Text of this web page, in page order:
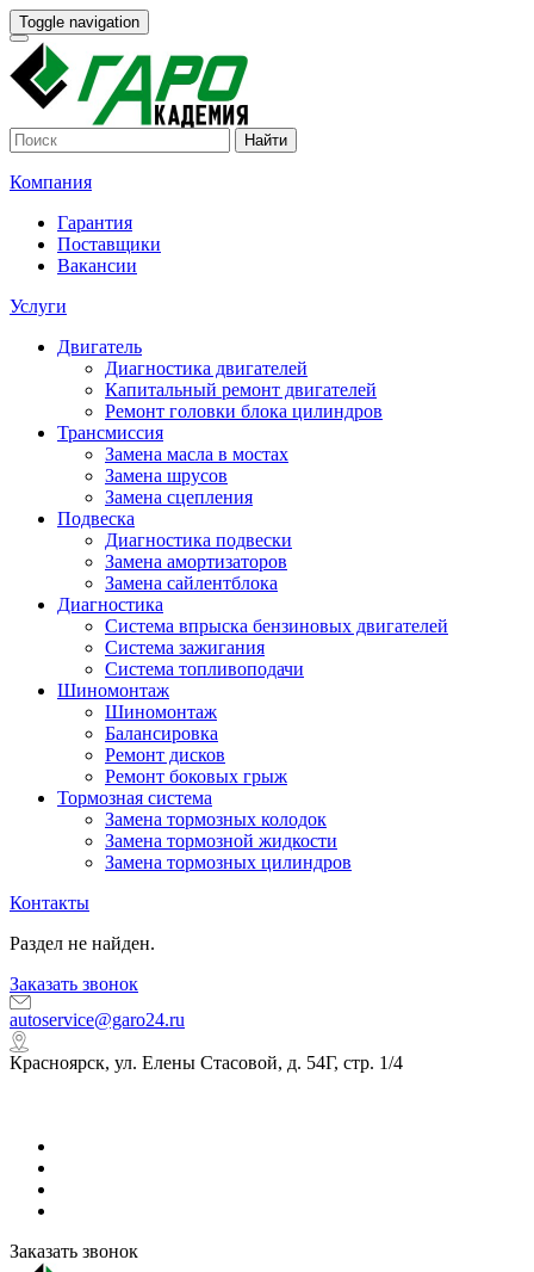
Toggle navigation
Найти
Компания
Гарантия
Поставщики
Вакансии
Услуги
Двигатель
Диагностика двигателей
Капитальный ремонт двигателей
Ремонт головки блока цилиндров
Трансмиссия
Замена масла в мостах
Замена шрусов
Замена сцепления
Подвеска
Диагностика подвески
Замена амортизаторов
Замена сайлентблока
Диагностика
Система впрыска бензиновых двигателей
Система зажигания
Система топливоподачи
Шиномонтаж
Шиномонтаж
Балансировка
Ремонт дисков
Ремонт боковых грыж
Тормозная система
Замена тормозных колодок
Замена тормозной жидкости
Замена тормозных цилиндров
Контакты
Раздел не найден.
Заказать звонок
autoservice@garo24.ru
Красноярск, ул. Елены Стасовой, д. 54Г, стр. 1/4
Заказать звонок